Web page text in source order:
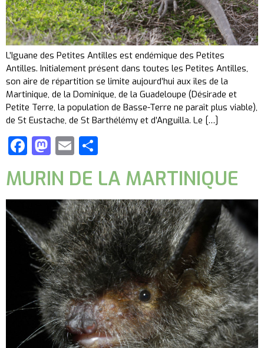
L’Iguane des Petites Antilles est endémique des Petites
Antilles. Initialement présent dans toutes les Petites Antilles,
son aire de répartition se limite aujourd’hui aux îles de la
Martinique, de la Dominique, de la Guadeloupe (Désirade et
Petite Terre, la population de Basse-Terre ne paraît plus viable),
de St Eustache, de St Barthélémy et d’Anguilla. Le […]
Facebook
Mastodon
Email
MURIN DE LA MARTINIQUE